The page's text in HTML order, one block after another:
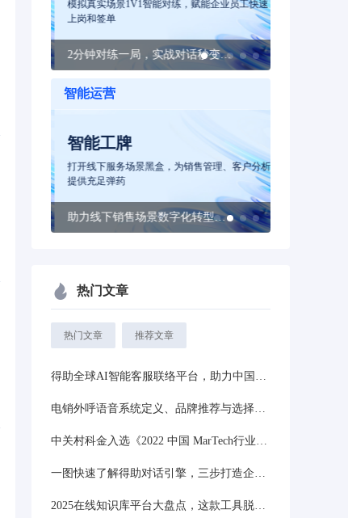
模拟真实场景1V1智能对练，赋能企业员工快速
上岗和签单
2分钟对练一局，实战对话秒变行业专家
智能运营
智能工牌
打开线下服务场景黑盒，为销售管理、客户分析
提供充足弹药
助力线下销售场景数字化转型，质检销售提升业绩
热门文章
热门文章 推荐文章
得助全球AI智能客服联络平台，助力中国企业加速出海
电销外呼语音系统定义、品牌推荐与选择指南分享
中关村科金入选《2022 中国 MarTech行业生态图》
一图快速了解得助对话引擎，三步打造企业“超级员工”
2025在线知识库平台大盘点，这款工具脱颖而出！​